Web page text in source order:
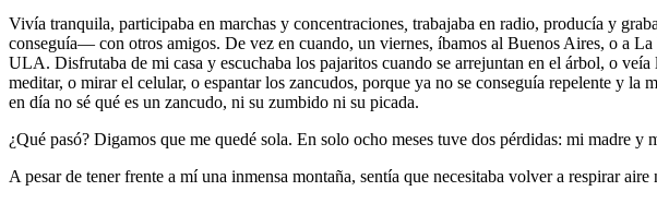
Vivía tranquila, participaba en marchas y concentraciones trabajaba en radio, producía y
conseguía— con otros amigos. De vez en cuando, un viernes, íbamos al Buenos Aires, o a
ULA. Disfrutaba de mi casa y escuchaba los pajaritos cuando se arrejuntan en el árbol, o
meditar, o mirar el celular, o espantar los zancudos, porque ya no se conseguía repelente y
en día no sé qué es un zancudo, ni su zumbido ni su picada.
¿Qué pasó? Digamos que me quedé sola. En solo ocho meses tuve dos pérdidas: mi
A pesar de tener frente a mí una inmensa montaña, sentía que necesitaba volver a respirar